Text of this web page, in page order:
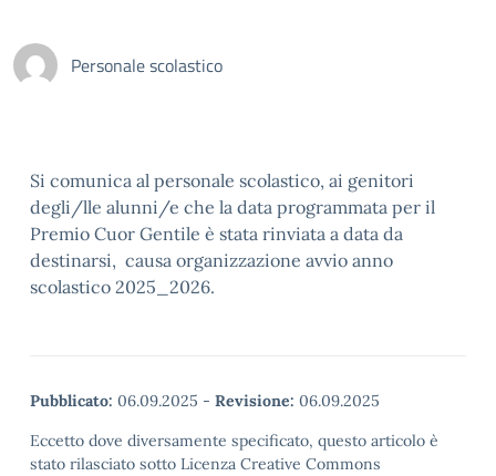
Personale scolastico
Si comunica al personale scolastico, ai genitori
degli/lle alunni/e che la data programmata per il
Premio Cuor Gentile è stata rinviata a data da
destinarsi, causa organizzazione avvio anno
scolastico 2025_2026.
Pubblicato: 06.09.2025 - Revisione: 06.09.2025
Eccetto dove diversamente specificato, questo articolo è
stato rilasciato sotto Licenza Creative Commons